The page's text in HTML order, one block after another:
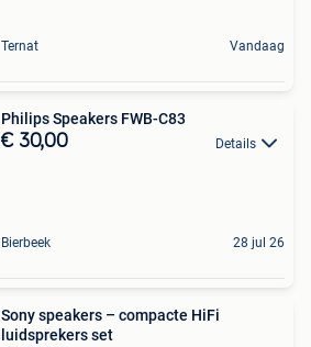
Ternat Vandaag
Philips Speakers FWB-C83
€ 30,00 Details
Bierbeek 28 jul 26
Sony speakers – compacte HiFi
luidsprekers set